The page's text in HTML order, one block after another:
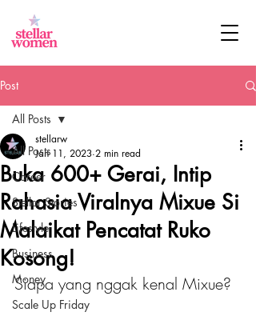
Post
All Posts
Career
Stellar Stories
Lifestyle
Business
Money
Scale Up Friday
All Posts
Buka 600+ Gerai, Intip
Rahasia Viralnya Mixue Si
Malaikat Pencatat Ruko
Kosong!
stellarw
Jan 11, 2023 2 min read
Siapa yang nggak kenal Mixue?